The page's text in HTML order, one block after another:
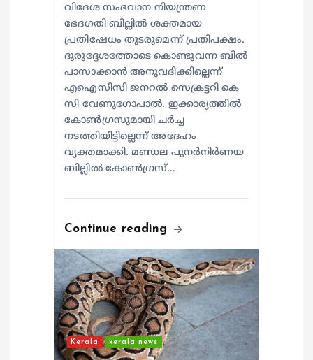
വിദേശ സംഭവാന നിയന്ത്രണ
ഭേദഗതി ബില്ലിൽ ശക്തമായ
പ്രതിഷേധം തുടരുമെന്ന് പ്രതിപക്ഷം.
ദുരുദ്ദേശത്തോടെ കൊണ്ടുവന്ന ബിൽ
പാസാക്കാൻ അനുവദിക്കില്ലെന്ന്
എഐസിസി ജനറൽ സെക്രട്ടറി കെ
സി വേണുഗോപാൽ. ഇക്കാര്യത്തിൽ
കോൺഗ്രസുമായി ചർച്ച
നടത്തിയിട്ടില്ലെന്ന് അദേഹം
വ്യക്തമാക്കി. മണ്ഡല പുനർനിർണയ
ബില്ലിൽ കോൺഗ്രസ്…
Continue reading
Kerala kerala news